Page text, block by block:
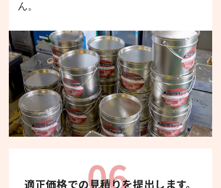
ん。
06
適正価格での見積りを提出します。